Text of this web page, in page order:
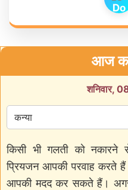
आज
शनिवार,
किसी भी गलती को
प्रियजन आपकी परवाह करते
आपकी मदद कर सकते हैं।